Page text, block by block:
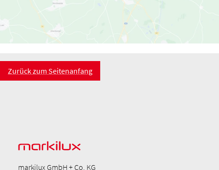
Zurück zum Seitenanfang
markilux GmbH + Co. KG